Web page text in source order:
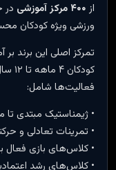
از ۴۰۰ مرکز آموزشی
در
ورزشی ویژه کودکان
تمرکز اصلی این برند
کودکان ۴ ماهه تا ۱۲ سال است.
فعالیت‌ها شامل:
• ژیمناستیک مبتدی تا
• تمرینات تعادلی و
• کلاس‌های بازی فعال
• کلاس‌های رشد